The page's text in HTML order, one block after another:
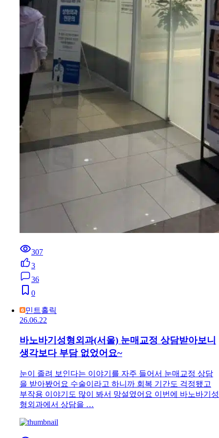
307
3
36
0
민트홀릭
26.06.22
바노바기성형외과(서울) 눈매교정 상담받아보니
생각보다 부담 없었어요~
눈이 졸려 보인다는 이야기를 자주 들어서 눈매교정 상담
을 받아봤어요 수술이라고 하니까 회복 기간도 걱정됐고
부작용 이야기도 많이 봐서 망설였어요 이번에 바노바기성
형외과에서 상담을 …